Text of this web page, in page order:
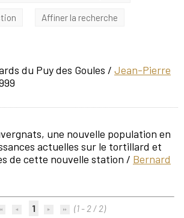
Affiner la recherche
du Puy des Goules / Jean-Pierre
une nouvelle population en
actuelles sur le tortillard et
de cette nouvelle station / Bernard
1 (1 - 2 / 2)